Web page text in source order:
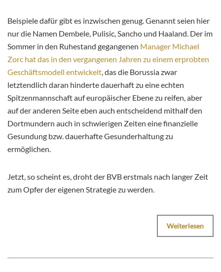
Beispiele dafür gibt es inzwischen genug. Genannt seien hier
nur die Namen Dembele, Pulisic, Sancho und Haaland. Der im
Sommer in den Ruhestand gegangenen Manager Michael
Zorc hat das in den vergangenen Jahren zu einem erprobten
Geschäftsmodell entwickelt , das die Borussia zwar
letztendlich daran hinderte dauerhaft zu eine echten
Spitzenmannschaft auf europäischer Ebene zu reifen, aber
auf der anderen Seite eben auch entscheidend mithalf den
Dortmundern auch in schwierigen Zeiten eine finanzielle
Gesundung bzw. dauerhafte Gesunderhaltung zu
ermöglichen.
Jetzt, so scheint es, droht der BVB erstmals nach langer Zeit
zum Opfer der eigenen Strategie zu werden.
Weiterlesen